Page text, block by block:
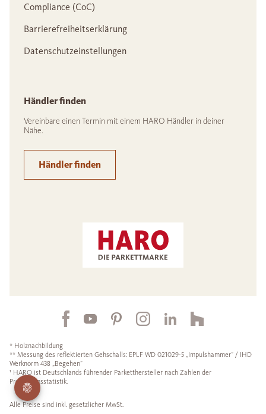
Compliance (CoC)
Barrierefreiheitserklärung
Datenschutzeinstellungen
Händler finden
Vereinbare einen Termin mit einem HARO Händler in deiner
Nähe.
Händler finden
* Holznachbildung
** Messung des reflektierten Gehschalls: EPLF WD 021029-5 „Impulshammer“ / IHD
Werknorm 438 „Begehen“
¹ HARO ist Deutschlands führender Parketthersteller nach Zahlen der
Produktionsstatistik.
Alle Preise sind inkl. gesetzlicher MwSt.